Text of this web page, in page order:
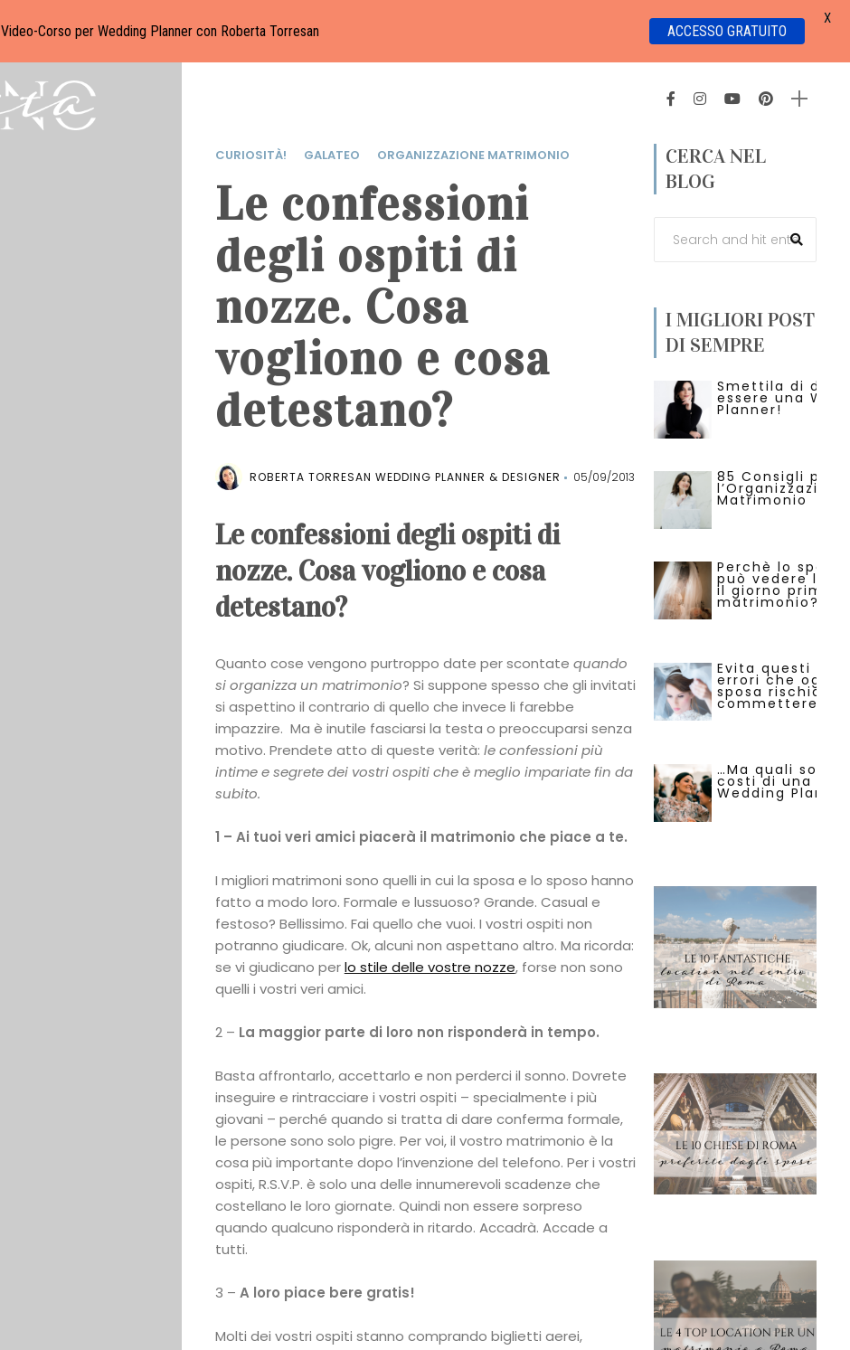
CURIOSITÀ! GALATEO ORGANIZZAZIONE MATRIMONIO
Le confessioni
degli ospiti di
nozze. Cosa
vogliono e cosa
detestano?
ROBERTA TORRESAN WEDDING PLANNER & DESIGNER 05/09/2013
Le confessioni degli ospiti di
nozze. Cosa vogliono e cosa
detestano?
Quanto cose vengono purtroppo date per scontate quando
si organizza un matrimonio? Si suppone spesso che gli invitati
si aspettino il contrario di quello che invece li farebbe
impazzire. Ma è inutile fasciarsi la testa o preoccuparsi senza
motivo. Prendete atto di queste verità: le confessioni più
intime e segrete dei vostri ospiti che è meglio impariate fin da
subito.
1 – Ai tuoi veri amici piacerà il matrimonio che piace a te.
I migliori matrimoni sono quelli in cui la sposa e lo sposo hanno
fatto a modo loro. Formale e lussuoso? Grande. Casual e
festoso? Bellissimo. Fai quello che vuoi. I vostri ospiti non
potranno giudicare. Ok, alcuni non aspettano altro. Ma ricorda:
se vi giudicano perlo stile delle vostre nozze, forse non sono
quelli i vostri veri amici.
2 – La maggior parte di loro non risponderà in tempo.
Basta affrontarlo, accettarlo e non perderci il sonno. Dovrete
inseguire e rintracciare i vostri ospiti – specialmente i più
giovani – perché quando si tratta di dare conferma formale,
le persone sono solo pigre. Per voi, il vostro matrimonio è la
cosa più importante dopo l’invenzione del telefono. Per i vostri
ospiti, R.S.V.P. è solo una delle innumerevoli scadenze che
costellano le loro giornate. Quindi non essere sorpreso
quando qualcuno risponderà in ritardo. Accadrà. Accade a
tutti.
3 – A loro piace bere gratis!
Molti dei vostri ospiti stanno comprando biglietti aerei,
CERCA NEL
BLOG
I MIGLIORI POST
DI SEMPRE
Smettila di dire
essere una
Planner!
85 Consigli per
Matrimonio
Perchè lo sposo
può vedere la
il giorno prima
matrimonio?
Evita questi 29
errori che ogni
sposa rischia di
commettere.
…Ma quali sono i
costi di una
Wedding
Video-Corso per Wedding Planner con Roberta Torresan ACCESSO GRATUITO
X